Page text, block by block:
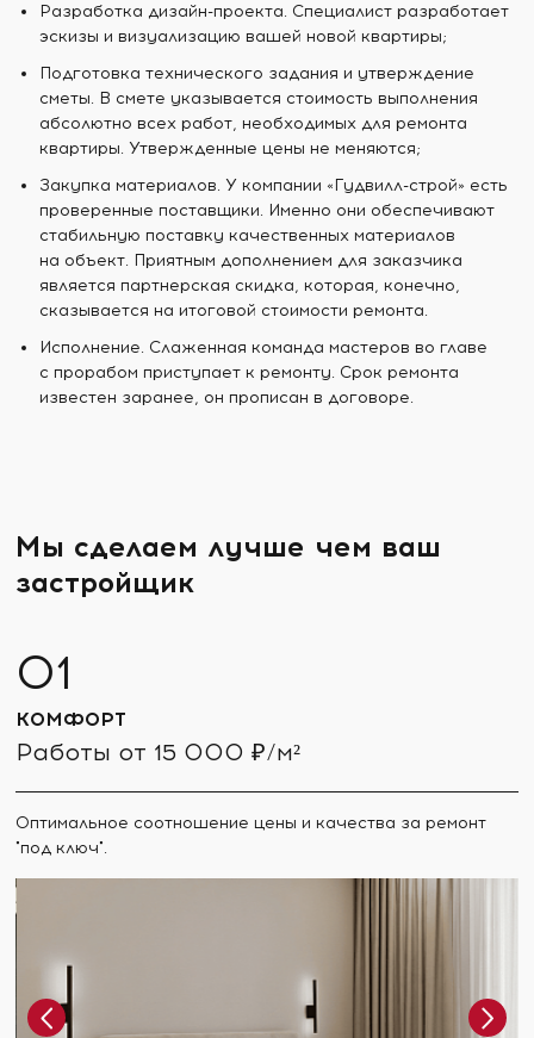
Разработка дизайн-проекта. Специалист разработает
эскизы и визуализацию вашей новой квартиры;
Подготовка технического задания и утверждение
сметы. В смете указывается стоимость выполнения
абсолютно всех работ, необходимых для ремонта
квартиры. Утвержденные цены не меняются;
Закупка материалов. У компании «Гудвилл-строй» есть
проверенные поставщики. Именно они обеспечивают
стабильную поставку качественных материалов
на объект. Приятным дополнением для заказчика
является партнерская скидка, которая, конечно,
сказывается на итоговой стоимости ремонта.
Исполнение. Слаженная команда мастеров во главе
с прорабом приступает к ремонту. Срок ремонта
известен заранее, он прописан в договоре.
Мы сделаем лучше чем ваш
застройщик
КОМФОРТ
Работы от 15 000 ₽/м²
Оптимальное соотношение цены и качества за ремонт
"под ключ".